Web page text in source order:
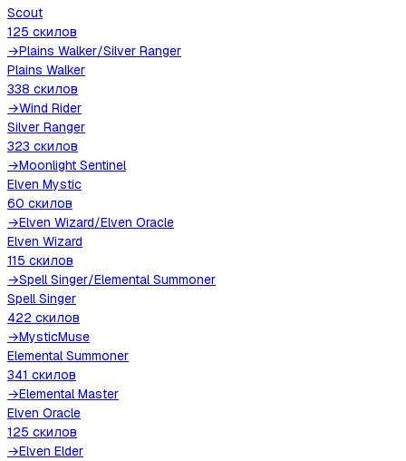
Scout
125 скилов
→Plains Walker/Silver Ranger
Plains Walker
338 скилов
→Wind Rider
Silver Ranger
323 скилов
→Moonlight Sentinel
Elven Mystic
60 скилов
→Elven Wizard/Elven Oracle
Elven Wizard
115 скилов
→Spell Singer/Elemental Summoner
Spell Singer
422 скилов
→MysticMuse
Elemental Summoner
341 скилов
→Elemental Master
Elven Oracle
125 скилов
→Elven Elder